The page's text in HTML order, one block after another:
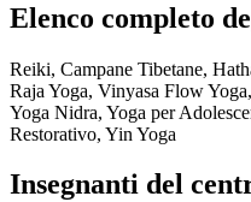
Elenco completo
Reiki, Campane Tibetane,
Raja Yoga, Vinyasa Flow
Yoga Nidra, Yoga per
Restorativo, Yin Yoga
Insegnanti del